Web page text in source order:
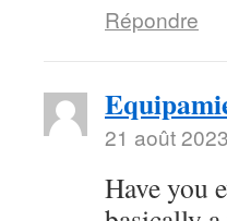
Répondre
21 août
Have you